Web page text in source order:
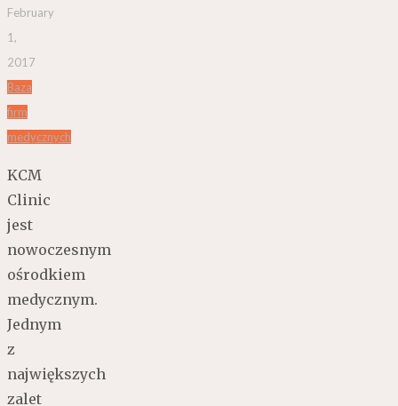
February
1,
2017
Baza
firm
medycznych
KCM
Clinic
jest
nowoczesnym
ośrodkiem
medycznym.
Jednym
z
największych
zalet